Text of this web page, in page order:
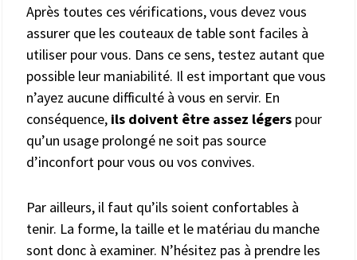
Après toutes ces vérifications, vous devez vous
assurer que les couteaux de table sont faciles à
utiliser pour vous. Dans ce sens, testez autant que
possible leur maniabilité. Il est important que vous
n’ayez aucune difficulté à vous en servir. En
conséquence, ils doivent être assez légers pour
qu’un usage prolongé ne soit pas source
d’inconfort pour vous ou vos convives.
Par ailleurs, il faut qu’ils soient confortables à
tenir. La forme, la taille et le matériau du manche
sont donc à examiner. N’hésitez pas à prendre les